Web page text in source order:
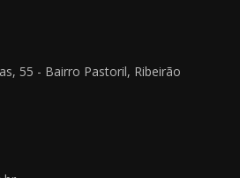
55 - Bairro Pastoril, Ribeirão